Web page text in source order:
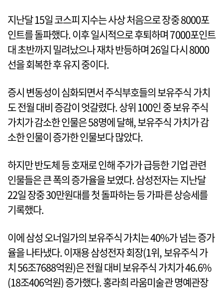
지난달 15일 코스피 지수는 사상 처음으로 장중 8000포
인트를 돌파했다. 이후 일시적으로 후퇴하며 7000포인트
대 초반까지 밀려났으나 재차 반등하며 26일 다시 8000
선을 회복한 후 유지 중이다.
증시 변동성이 심화되면서 주식부호들의 보유주식 가치
도 전월 대비 증감이 엇갈렸다. 상위 100인 중 보유 주식
가치가 감소한 인물은 58명에 달해, 보유주식 가치가 감
소한 인물이 증가한 인물보다 많았다.
하지만 반도체 등 호재로 인해 주가가 급등한 기업 관련
인물들은 큰 폭의 증가율을 보였다. 삼성전자는 지난달
22일 장중 30만원대를 첫 돌파하는 등 가파른 상승세를
기록했다.
이에 삼성 오너일가의 보유주식 가치는 40%가 넘는 증가
율을 나타냈다. 이재용 삼성전자 회장(1위, 보유주식 가
치 56조7688억원)은 전월 대비 보유주식 가치가 46.6%
(18조406억원) 증가했다. 홍라희 라움미술관 명예관장